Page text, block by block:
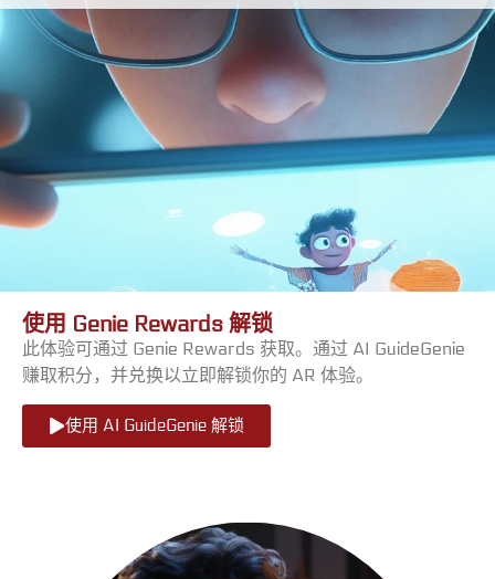
使用 Genie Rewards 解锁
此体验可通过 Genie Rewards 获取。通过 AI GuideGenie
赚取积分，并兑换以立即解锁你的 AR 体验。
使用 AI GuideGenie 解锁